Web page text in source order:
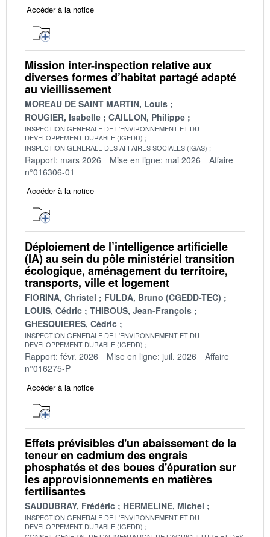
Accéder à la notice
Mission inter-inspection relative aux
diverses formes d’habitat partagé adapté
au vieillissement
MOREAU DE SAINT MARTIN, Louis
ROUGIER, Isabelle
CAILLON, Philippe
INSPECTION GENERALE DE L'ENVIRONNEMENT ET DU
DEVELOPPEMENT DURABLE (IGEDD)
INSPECTION GENERALE DES AFFAIRES SOCIALES (IGAS)
Rapport: mars 2026 Mise en ligne: mai 2026
Affaire
n°016306-01
Accéder à la notice
Déploiement de l’intelligence artificielle
(IA) au sein du pôle ministériel transition
écologique, aménagement du territoire,
transports, ville et logement
FIORINA, Christel
FULDA, Bruno (CGEDD-TEC)
LOUIS, Cédric
THIBOUS, Jean-François
GHESQUIERES, Cédric
INSPECTION GENERALE DE L'ENVIRONNEMENT ET DU
DEVELOPPEMENT DURABLE (IGEDD)
Rapport: févr. 2026 Mise en ligne: juil. 2026
Affaire
n°016275-P
Accéder à la notice
Effets prévisibles d'un abaissement de la
teneur en cadmium des engrais
phosphatés et des boues d'épuration sur
les approvisionnements en matières
fertilisantes
SAUDUBRAY, Frédéric HERMELINE, Michel
INSPECTION GENERALE DE L'ENVIRONNEMENT ET DU
DEVELOPPEMENT DURABLE (IGEDD)